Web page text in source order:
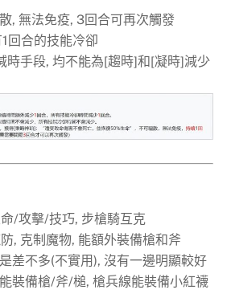
, 無法免疫, 3回合可再次觸發
回合的技能冷卻
時手段, 均不能為[趨時]和[凝時]減少
/攻擊/技巧, 步槍騎互克
, 克制魔物, 能額外裝備槍和斧
差不多(不實用), 沒有一邊明顯較好
裝備槍/斧/槌, 槍兵線能裝備小紅襪